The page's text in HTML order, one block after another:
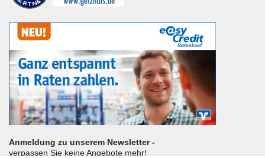
Anmeldung zu unserem Newsletter -
verpassen Sie keine Angebote mehr!